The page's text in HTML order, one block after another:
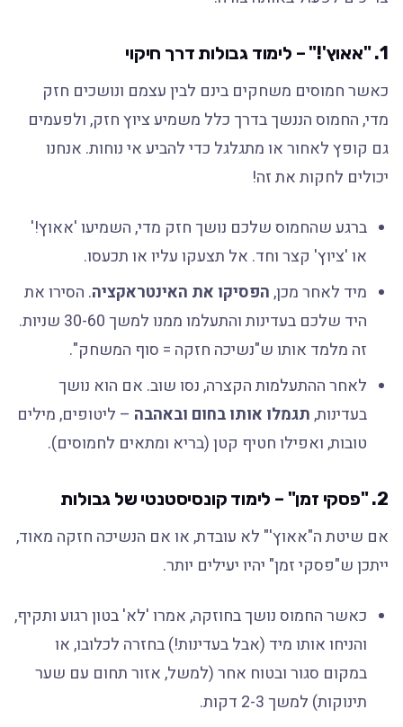
1. "אאוץ'!" – לימוד גבולות דרך חיקוי
כאשר חמוסים משחקים בינם לבין עצמם ונושכים חזק
מדי, החמוס הננשך בדרך כלל משמיע ציוץ חזק, ולפעמים
גם קופץ לאחור או מתגלגל כדי להביע אי נוחות. אנחנו
יכולים לחקות את זה!
ברגע שהחמוס שלכם נושך חזק מדי, השמיעו 'אאוץ!'
או 'ציוץ' קצר וחד. אל תצעקו עליו או תכעסו.
מיד לאחר מכן,הפסיקו את האינטראקציה. הסירו את
היד שלכם בעדינות והתעלמו ממנו למשך 30-60 שניות.
זה מלמד אותו ש"נשיכה חזקה = סוף המשחק".
לאחר ההתעלמות הקצרה, נסו שוב. אם הוא נושך
בעדינות,תגמלו אותו בחום ובאהבה– ליטופים, מילים
טובות, ואפילו חטיף קטן (בריא ומתאים לחמוסים).
2. "פסקי זמן" – לימוד קונסיסטנטי של גבולות
אם שיטת ה"אאוץ'" לא עובדת, או אם הנשיכה חזקה מאוד,
ייתכן ש"פסקי זמן" יהיו יעילים יותר.
כאשר החמוס נושך בחוזקה, אמרו 'לא' בטון רגוע ותקיף,
והניחו אותו מיד (אבל בעדינות!) בחזרה לכלובו, או
במקום סגור ובטוח אחר (למשל, אזור תחום עם שער
תינוקות) למשך 2-3 דקות.